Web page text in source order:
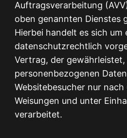
Auftragsverarbeitung
oben genannten Dienstes
Hierbei handelt es sich um
datenschutzrechtlich
Vertrag, der gewährleistet,
personenbezogenen
Websitebesucher nur nach
Weisungen und unter
verarbeitet.